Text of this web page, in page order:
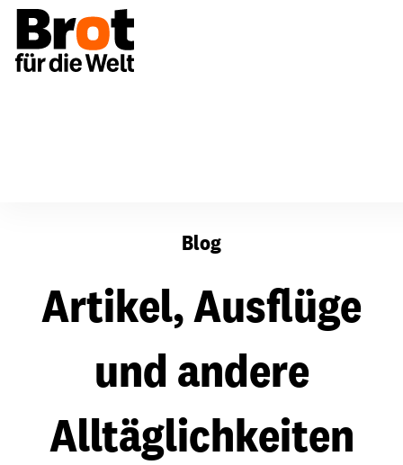
Blog
Artikel, Ausflüge
und andere
Alltäglichkeiten